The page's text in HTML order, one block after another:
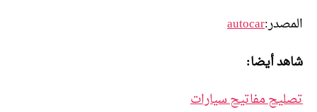
المصدر:autocar
شاهد أيضا:
تصليح مفاتيح سيارات